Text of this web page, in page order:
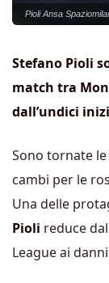
Pioli Ansa
Stefano Pioli
match tra
dall’undici
Sono tornate
cambi per le
Una delle
Pioli reduce
League ai